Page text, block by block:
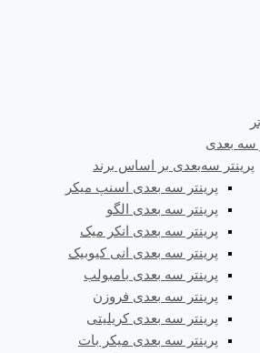
سه‌ بعدی
پرینتر سه‌بعدی بر اساس برند
پرینتر سه بعدی اسنپ میکر
پرینتر سه بعدی الگو
پرینتر سه بعدی انکر میک
پرینتر سه بعدی انی کیوبیک
پرینتر سه بعدی بامبولب
پرینتر سه بعدی فروزن
پرینتر سه بعدی کریلیتی
پرینتر سه بعدی میکر بات